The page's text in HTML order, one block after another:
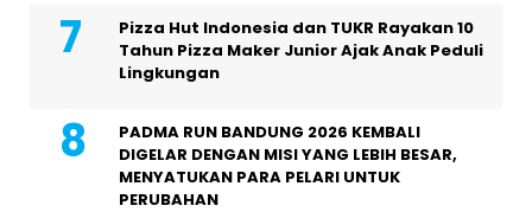
Pizza Hut Indonesia dan TUKR Rayakan 10
Tahun Pizza Maker Junior Ajak Anak Peduli
Lingkungan
PADMA RUN BANDUNG 2026 KEMBALI
DIGELAR DENGAN MISI YANG LEBIH BESAR,
MENYATUKAN PARA PELARI UNTUK
PERUBAHAN